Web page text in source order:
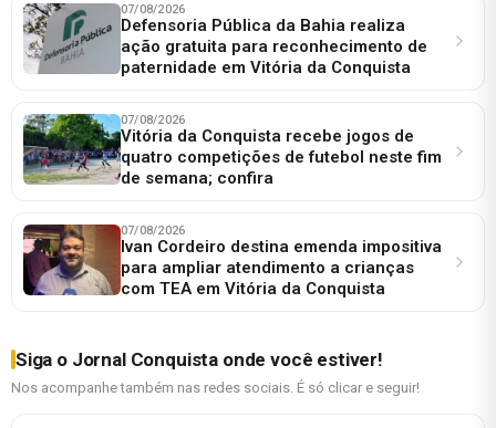
07/08/2026
Defensoria Pública da Bahia realiza
ação gratuita para reconhecimento de
paternidade em Vitória da Conquista
07/08/2026
Vitória da Conquista recebe jogos de
quatro competições de futebol neste fim
de semana; confira
07/08/2026
Ivan Cordeiro destina emenda impositiva
para ampliar atendimento a crianças
com TEA em Vitória da Conquista
Siga o Jornal Conquista onde você estiver!
Nos acompanhe também nas redes sociais. É só clicar e seguir!